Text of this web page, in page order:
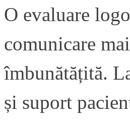
O evaluare
comunicare
îmbunătățită.
și suport